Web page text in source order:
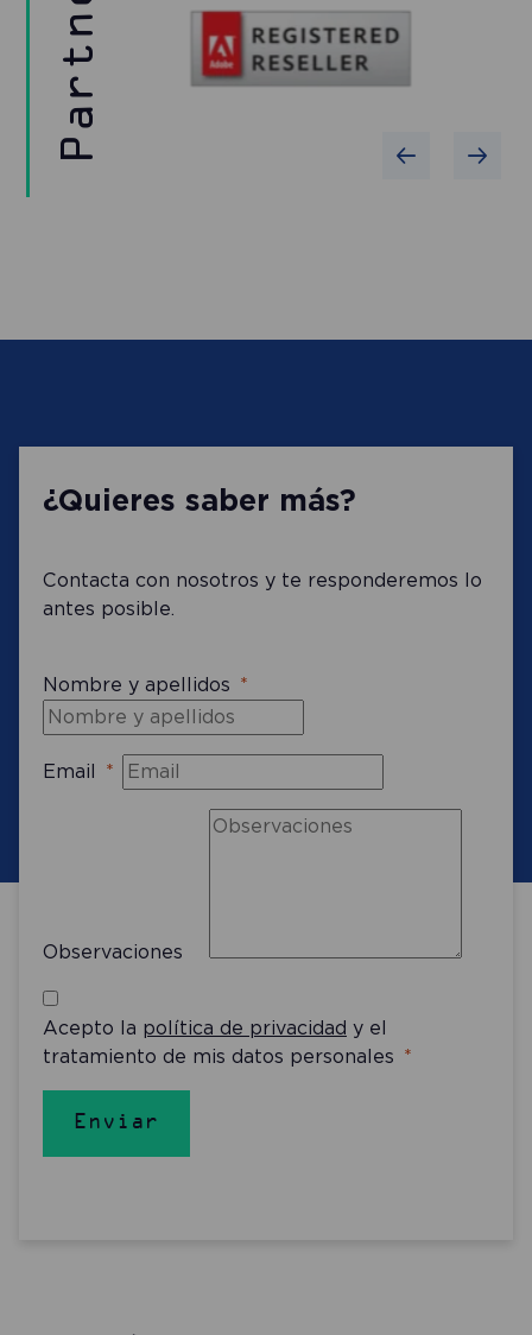
¿Quieres saber más?
Contacta con nosotros y te responderemos lo
antes posible.
Nombre y apellidos
Email
Observaciones
Acepto la política de privacidad y el
tratamiento de mis datos personales
Enviar